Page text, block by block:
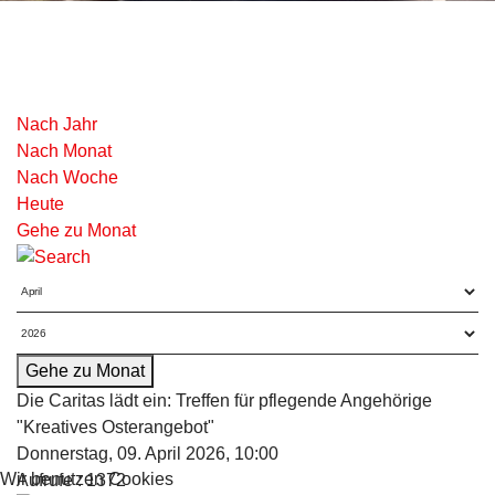
Nach Jahr
Nach Monat
Nach Woche
Heute
Gehe zu Monat
Gehe zu Monat
Die Caritas lädt ein: Treffen für pflegende Angehörige
"Kreatives Osterangebot"
Donnerstag, 09. April 2026, 10:00
Aufrufe: 1372
Wir benutzen Cookies